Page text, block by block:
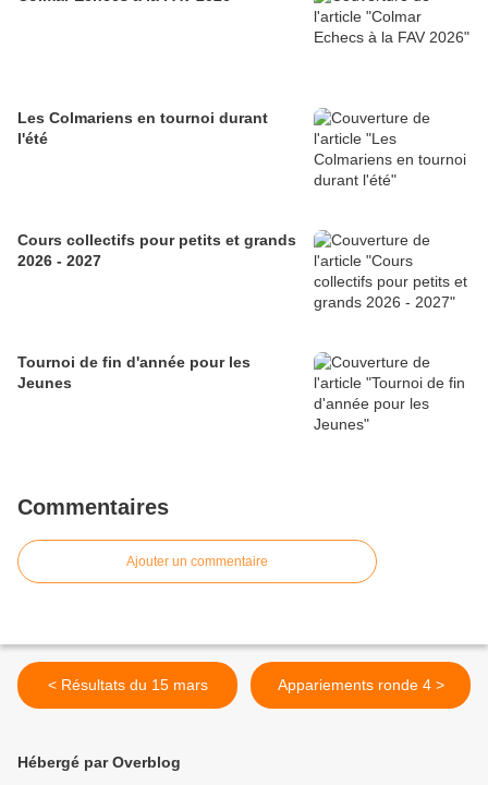
Les Colmariens en tournoi durant
l'été
Cours collectifs pour petits et grands
2026 - 2027
Tournoi de fin d'année pour les
Jeunes
Commentaires
Ajouter un commentaire
< Résultats du 15 mars Appariements ronde 4 >
Hébergé par Overblog